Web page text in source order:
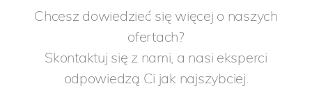
Chcesz dowiedzieć się więcej o naszych
ofertach?
Skontaktuj się z nami, a nasi eksperci
odpowiedzą Ci jak najszybciej.